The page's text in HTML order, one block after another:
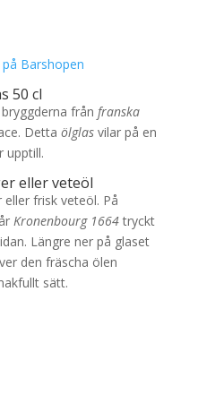
50 cl
från franska
Detta ölglasvilar på en
upptill.
eller veteöl
frisk veteöl. På
Kronenbourg 1664tryckt
Längre ner på glaset
den fräscha ölen
sätt.